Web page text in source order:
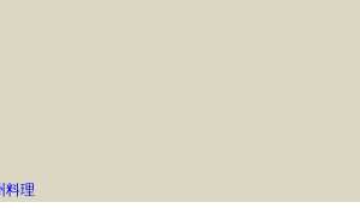
料理